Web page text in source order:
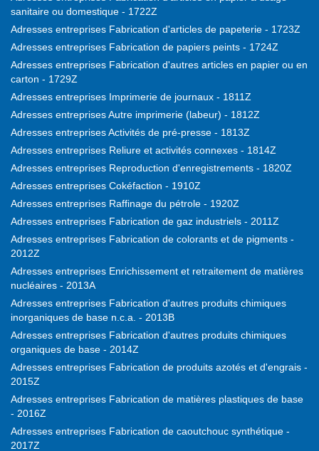
sanitaire ou domestique - 1722Z
Adresses entreprises Fabrication d'articles de papeterie - 1723Z
Adresses entreprises Fabrication de papiers peints - 1724Z
Adresses entreprises Fabrication d'autres articles en papier ou en
carton - 1729Z
Adresses entreprises Imprimerie de journaux - 1811Z
Adresses entreprises Autre imprimerie (labeur) - 1812Z
Adresses entreprises Activités de pré-presse - 1813Z
Adresses entreprises Reliure et activités connexes - 1814Z
Adresses entreprises Reproduction d'enregistrements - 1820Z
Adresses entreprises Cokéfaction - 1910Z
Adresses entreprises Raffinage du pétrole - 1920Z
Adresses entreprises Fabrication de gaz industriels - 2011Z
Adresses entreprises Fabrication de colorants et de pigments -
2012Z
Adresses entreprises Enrichissement et retraitement de matières
nucléaires - 2013A
Adresses entreprises Fabrication d'autres produits chimiques
inorganiques de base n.c.a. - 2013B
Adresses entreprises Fabrication d'autres produits chimiques
organiques de base - 2014Z
Adresses entreprises Fabrication de produits azotés et d'engrais -
2015Z
Adresses entreprises Fabrication de matières plastiques de base
- 2016Z
Adresses entreprises Fabrication de caoutchouc synthétique -
2017Z